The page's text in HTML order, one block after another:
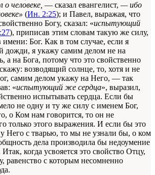
о человеке, — сказал евангелист, — ибо
(Ин. 2:25); и Павел, выражая, что
Богу, сказал: «испытующий
), приписав этим словам такую же силу,
имени: Бог. Как в том случае, если я
я укажу самим делом не на
а на Бога, потому что это свойственно
возводящий солнце, то, хотя и не
самим делом укажу на Него, — так
«испытующий же сердца», выразил,
испытывать сердца. Если бы
не одну и ту же силу с именем Бог,
о Ком нам говорится, то он не
только этого выражения. И если бы это
Него с тварью, то мы не узнали бы, о ком
дела производила бы недоумение
когда усвояется это свойство Отцу,
равенство с которым несомненно